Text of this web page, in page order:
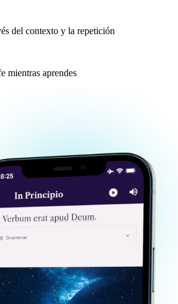
del contexto y la repetición
mientras aprendes